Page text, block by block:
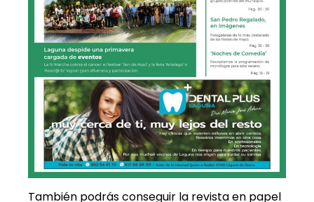
También podrás conseguir la revista en papel